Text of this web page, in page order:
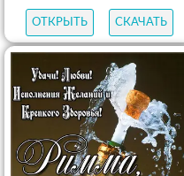
ОТКРЫТЬ СКАЧАТЬ